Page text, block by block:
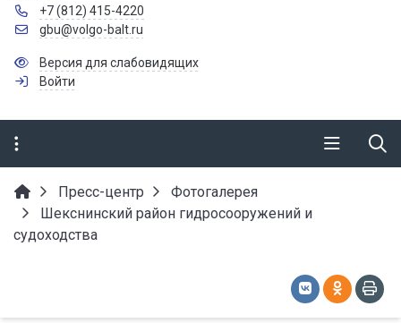
+7 (812) 415-4220
gbu@volgo-balt.ru
Версия для слабовидящих
Войти
Пресс-центр
Фотогалерея
Шекснинский район гидросооружений и
судоходства